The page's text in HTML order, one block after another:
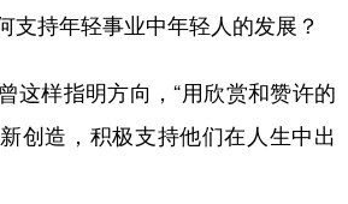
持年轻事业中年轻人的发展？
样指明方向，“用欣赏和赞许的
创造，积极支持他们在人生中出